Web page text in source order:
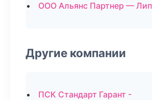
ООО Альянс Партнер —
Другие компании
ПСК Стандарт Гарант -